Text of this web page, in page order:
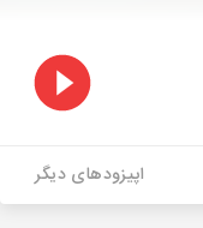
اپیزودهای دیگر